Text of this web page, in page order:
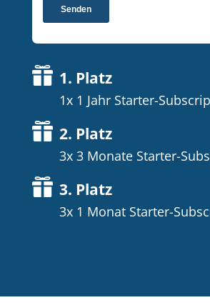
 1. Platz
1x 1 Jahr Starter-
 2. Platz
3x 3 Monate Starter-
 3. Platz
3x 1 Monat Starter-